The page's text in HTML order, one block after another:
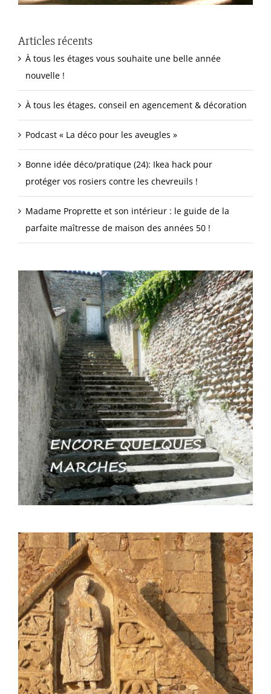
Articles récents
À tous les étages vous souhaite une belle année
nouvelle !
À tous les étages, conseil en agencement & décoration
Podcast « La déco pour les aveugles »
Bonne idée déco/pratique (24): Ikea hack pour
protéger vos rosiers contre les chevreuils !
Madame Proprette et son intérieur : le guide de la
parfaite maîtresse de maison des années 50 !